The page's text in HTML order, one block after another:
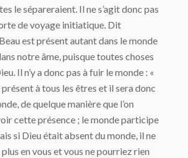
le sépareraient. Il ne s’agit donc pas
de voyage initiatique. Dit
est présent autant dans le monde
notre âme, puisque toutes choses
Il n’y a donc pas à fuir le monde : «
à tous les êtres et il sera donc
de quelque manière que l’on
cette présence ; le monde participe
si Dieu était absent du monde, il ne
en vous et vous ne pourriez rien